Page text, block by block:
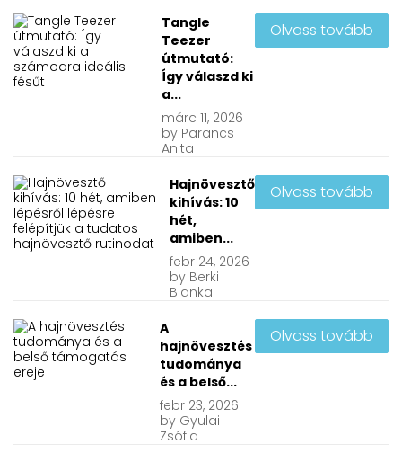
Tangle
Teezer
útmutató:
Így válaszd ki
a...
márc11, 2026
by Parancs
Anita
Olvass tovább
Hajnövesztő
kihívás: 10
hét,
amiben...
febr 24, 2026
by Berki
Bianka
Olvass tovább
A
hajnövesztés
tudománya
és a belső...
febr 23, 2026
by Gyulai
Zsófia
Olvass tovább